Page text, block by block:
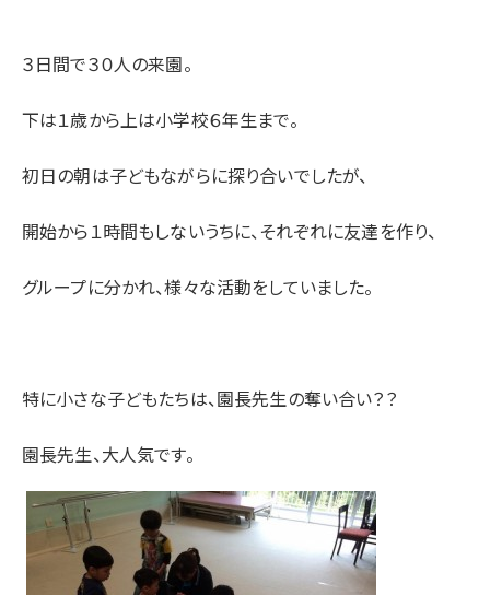
３日間で３０人の来園。
下は１歳から上は小学校６年生まで。
初日の朝は子どもながらに探り合いでしたが、
開始から１時間もしないうちに、それぞれに友達を作り、
グループに分かれ、様々な活動をしていました。
特に小さな子どもたちは、園長先生の奪い合い？？
園長先生、大人気です。